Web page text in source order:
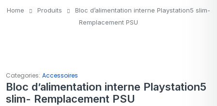
Home Produits
Bloc d’alimentation interne Playstation5 slim-
Remplacement PSU
Categories: Accessoires
Bloc d’alimentation interne Playstation5
slim- Remplacement PSU